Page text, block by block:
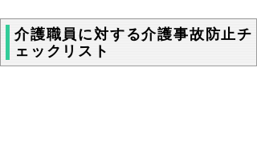
介護職員に対する介護事故防止チ
ェックリスト